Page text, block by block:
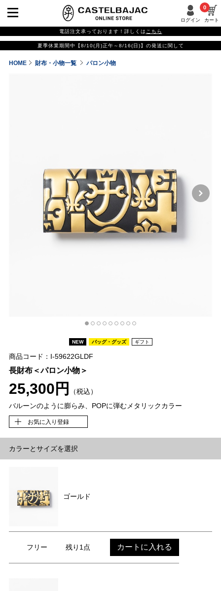
ログイン カート
0
電話注文承っております！詳しくは こちら
夏季休業期間中【8/10(月)正午～8/16(日)】の発送に関して
HOME 財布・小物一覧 パロン小物
NEW バッグ・グッズ ギフト
商品コード：I-59622GLDF
長財布＜パロン小物＞
25,300円
（税込）
バルーンのように膨らみ、POPに弾むメタリックカラー
お気に入り登録
カラーとサイズを選択
ゴールド
フリー 残り1点 カートに入れる